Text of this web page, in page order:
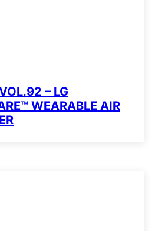
– LG
WEARABLE AIR